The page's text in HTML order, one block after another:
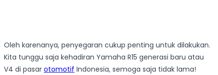
Oleh karenanya, penyegaran cukup penting untuk dilakukan.
Kita tunggu saja kehadiran Yamaha R15 generasi baru atau
V4 di pasar otomotif Indonesia, semoga saja tidak lama!